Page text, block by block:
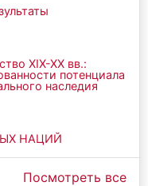
ХIХ-ХХ вв.:
потенциала
наследия
НАЦИЙ
Посмотреть все